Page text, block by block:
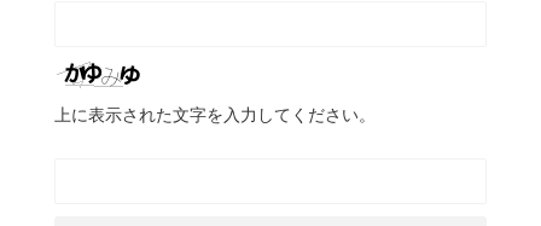
上に表示された文字を入力してください。